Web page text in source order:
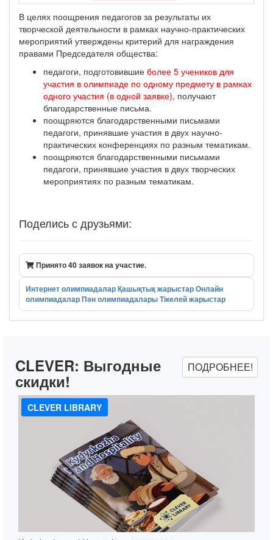
В целях поощрения педагогов за результаты их
творческой деятельности в рамках научно-практических
мероприятий утверждены критерий для награждения
правами Председателя общества:
педагоги, подготовившие более 5 учеников для
участия в олимпиаде по одному предмету в рамках
одного участия (в одной заявке), получают
благодарственные письма.
поощряются благодарственными письмами
педагоги, принявшие участия в двух научно-
практических конференциях по разным тематикам.
поощряются благодарственными письмами
педагоги, принявшие участия в двух творческих
мероприятиях по разным тематикам.
Поделись с друзьями:
Принято 40 заявок на участие.
Интернет олимпиадаларҚашықтық жарыстарОнлайн
олимпиадаларПән олимпиадаларыТікелей жарыстар
CLEVER: Выгодные
скидки!
ПОДРОБНЕЕ!
CLEVER LIBRARY